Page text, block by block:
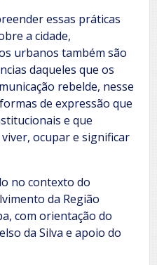
essas práticas
a cidade,
urbanos também são
daqueles que os
rebelde, nesse
de expressão que
e que
ocupar e significar
no contexto do
da Região
com orientação do
da Silva e apoio do